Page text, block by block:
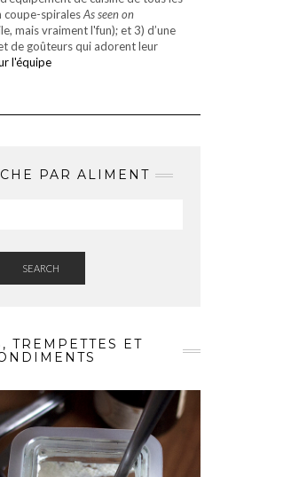
coupe-spiralesAs seen on
mais vraiment l'fun); et 3) d’une
de goûteurs qui adorent leur
l'équipe
PAR ALIMENT
SEARCH
TREMPETTES ET